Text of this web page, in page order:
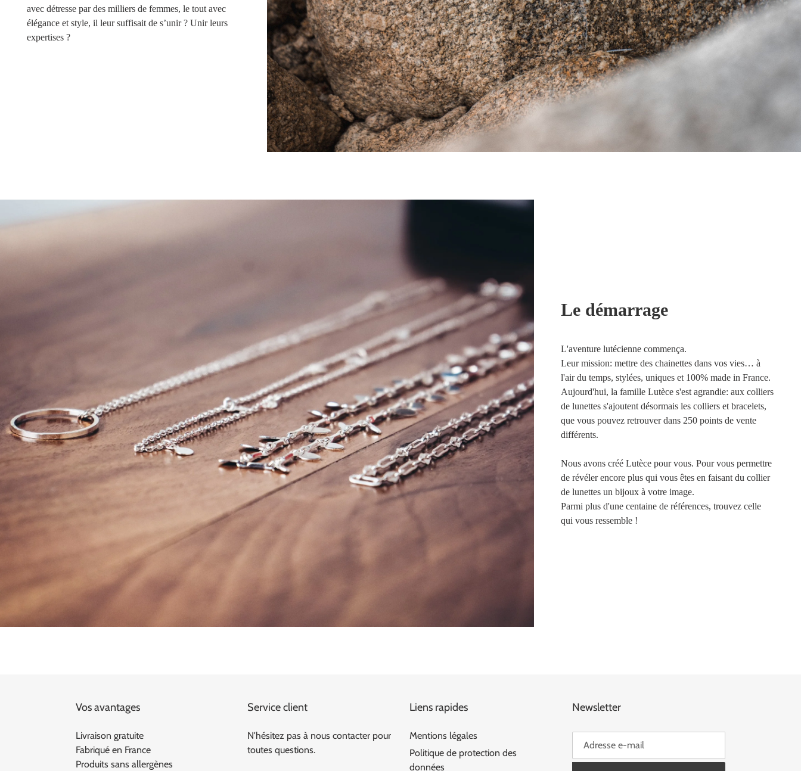
avec détresse par des milliers de femmes, le tout avec
élégance et style, il leur suffisait de s’unir ? Unir leurs
expertises ?
Le démarrage
L'aventure lutécienne commença.
Leur mission: mettre des chainettes dans vos vies… à
l'air du temps, stylées, uniques et 100% made in France.
Aujourd'hui, la famille Lutèce s'est agrandie: aux colliers
de lunettes s'ajoutent désormais les colliers et bracelets,
que vous pouvez retrouver dans 250 points de vente
différents.
Nous avons créé Lutèce pour vous. Pour vous permettre
de révéler encore plus qui vous êtes en faisant du collier
de lunettes un bijoux à votre image.
Parmi plus d'une centaine de références, trouvez celle
qui vous ressemble !
Vos avantages
Livraison gratuite
Fabriqué en France
Produits sans allergènes
Service client
N'hésitez pas à nous contacter pour
toutes questions.
Liens rapides
Mentions légales
Politique de protection des
données
Newsletter